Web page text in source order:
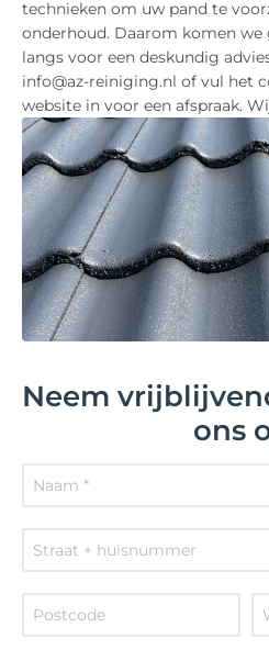
technieken om uw pand te
onderhoud. Daarom komen
langs voor een deskundig
info@az-reiniging.nl of vul het
website in voor een afspraak.
Neem
ons